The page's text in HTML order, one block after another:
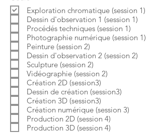
i
r
e
l
i
g
a
t
o
i
r
e
Exploration chromatique (session 1)
Dessin d'observation 1 (session 1)
Procédés techniques (session 1)
Photographie numérique (session 1)
Peinture (session 2)
Dessin d'observation 2 (session 2)
Sculpture (session 2)
Vidéographie (session 2)
Création 2D (session3)
Dessin de création (session3)
Création 3D (session3)
Création numérique (session 3)
Production 2D (session 4)
Production 3D (session 4)